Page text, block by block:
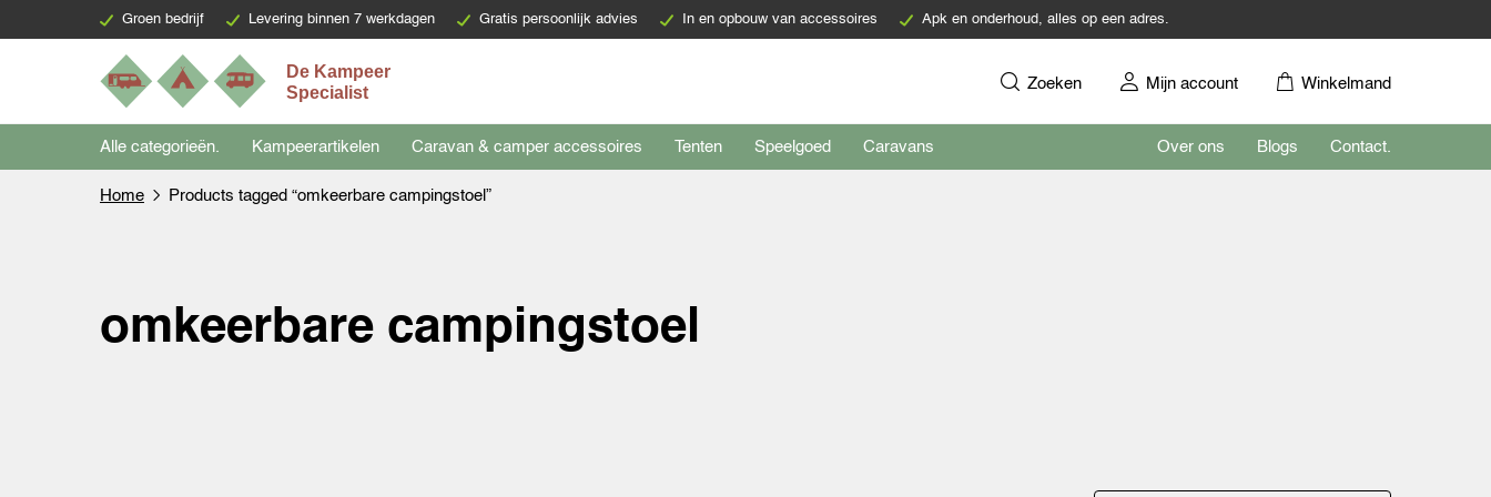
Groen bedrijf Levering binnen 7 werkdagen Gratis persoonlijk advies In en opbouw van accessoires Apk en onderhoud, alles op een adres.
Zoeken Mijn account Winkelmand
Alle categorieën. Kampeerartikelen Caravan & camper accessoires Tenten Speelgoed Caravans Over ons Blogs Contact.
Home Products tagged “omkeerbare campingstoel”
omkeerbare campingstoel